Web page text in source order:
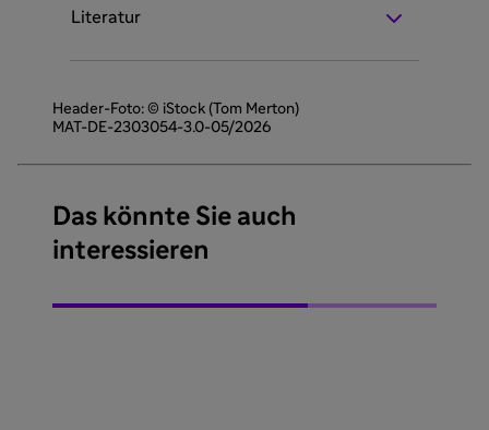
Literatur
Header-Foto: © iStock (Tom Merton)
MAT-DE-2303054-3.0-05/2026
Das könnte Sie auch
interessieren